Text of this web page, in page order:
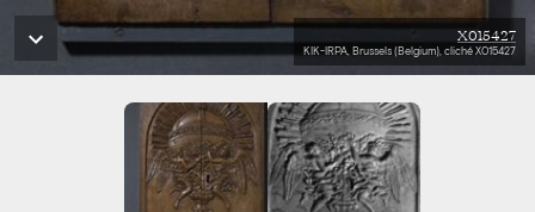
X015427
KIK-IRPA, Brussels (Belgium), cliché X015427